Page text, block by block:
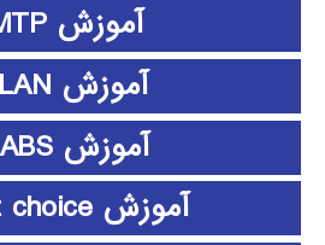
آموزش EMTP
آموزش ePLAN
آموزش ETABS
آموزش expert choice